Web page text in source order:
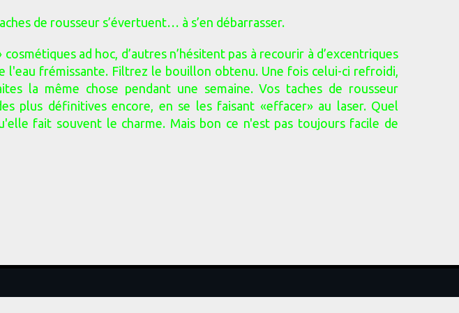
de rousseur s’évertuent… à s’en débarrasser.
ad hoc, d’autres n’hésitent pas à recourir à d’excentriques
l'eau frémissante. Filtrez le bouillon obtenu. Une fois celui-ci refroidi,
la même chose pendant une semaine. Vos taches de rousseur
plus définitives encore, en se les faisant «effacer» au laser. Quel
fait souvent le charme. Mais bon ce n'est pas toujours facile de